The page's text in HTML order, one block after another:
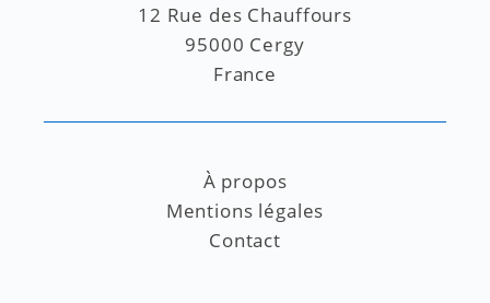
12 Rue des Chauffours
95000 Cergy
France
À propos
Mentions légales
Contact